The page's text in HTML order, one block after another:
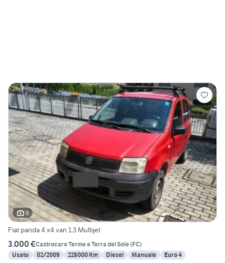
6
Fiat panda 4 x4 van 1.3 Multijet
3.000 €Castrocaro Terme e Terra del Sole(FC)
Usato
02/2009 228000 Km Diesel Manuale
Euro 4